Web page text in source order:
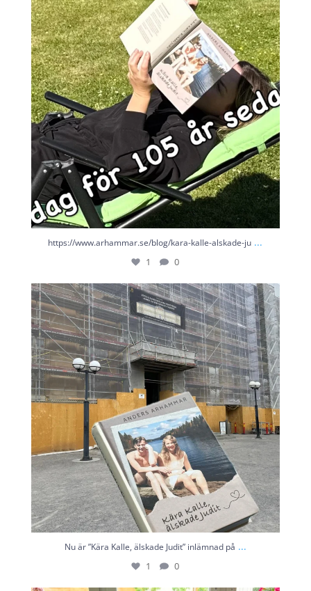
1
https://www.arhammar.se/blog/kara-kalle-alskade-ju ...
1 0
Nu är ”Kära Kalle, älskade Judit” inlämnad på...
1 0
Nu är ”Kära Kalle, älskade Judit” inlämnad på ...
1 0